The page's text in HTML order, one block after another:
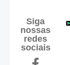
Siga
nossas
redes
sociais